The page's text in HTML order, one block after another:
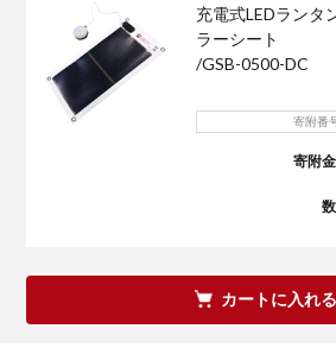
充電式LEDランタ
ラーシート
/GSB-0500-DC
寄附番
寄附
カートに入れる